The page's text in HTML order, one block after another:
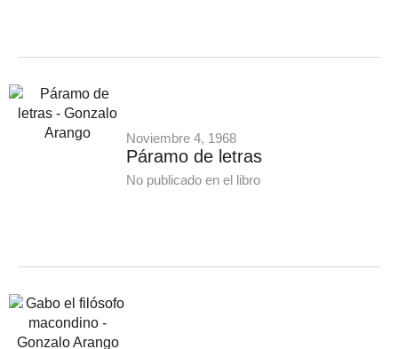
Noviembre 4, 1968
Páramo de letras
No publicado en el libro